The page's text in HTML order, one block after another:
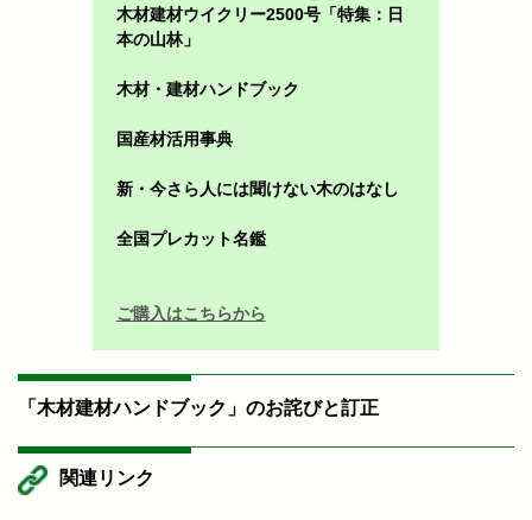
木材建材ウイクリー2500号「特集：日
本の山林」
木材・建材ハンドブック
国産材活用事典
新・今さら人には聞けない木のはなし
全国プレカット名鑑
ご購入はこちらから
「木材建材ハンドブック」のお詫びと訂正
関連リンク